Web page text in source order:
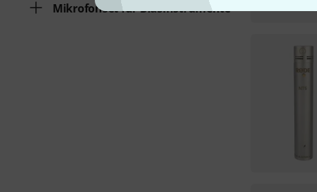
Mikrofonset für Blasinstrumente